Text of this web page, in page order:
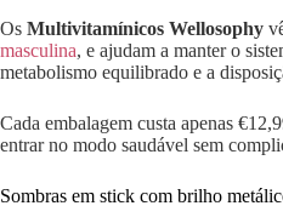
Os Multivitamínicos Wellosophy
masculina, e ajudam a manter o
metabolismo equilibrado e a
Cada embalagem custa apenas
entrar no modo saudável sem
Sombras em stick com brilho